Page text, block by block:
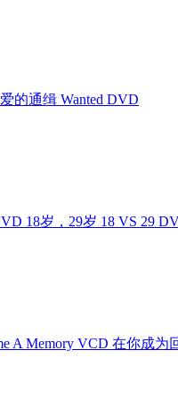
的通缉 Wanted DVD
18岁，29岁 18 VS 29
A Memory VCD 在你成为